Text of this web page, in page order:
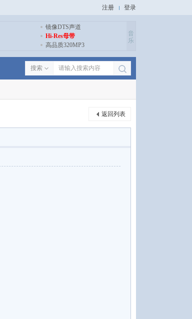
注册 登录
镜像DTS声道
Hi-Res母带
高品质320MP3
音
乐
搜索
返回列表